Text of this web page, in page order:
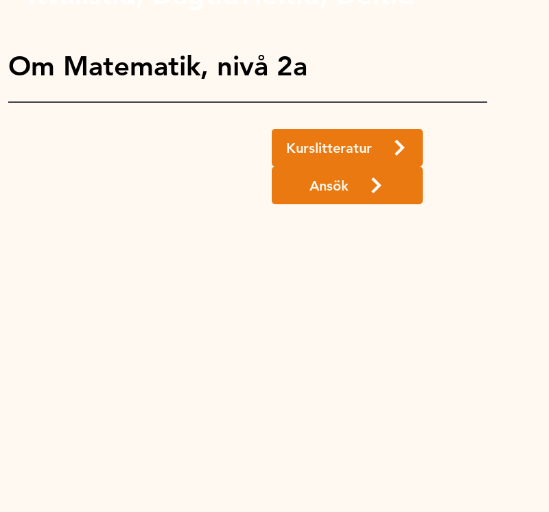
Om Matematik, nivå 2a
Kurslitteratur
Ansök